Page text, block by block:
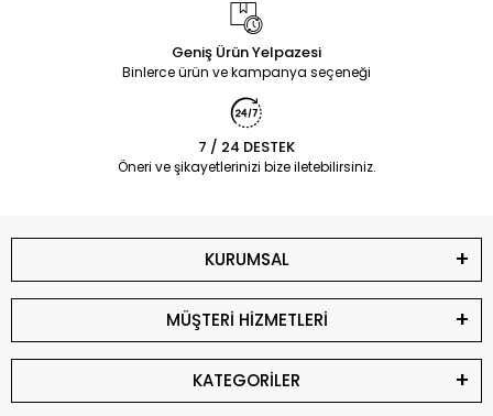
Geniş Ürün Yelpazesi
Binlerce ürün ve kampanya seçeneği
7 / 24 DESTEK
Öneri ve şikayetlerinizi bize iletebilirsiniz.
KURUMSAL
MÜŞTERİ HİZMETLERİ
KATEGORİLER